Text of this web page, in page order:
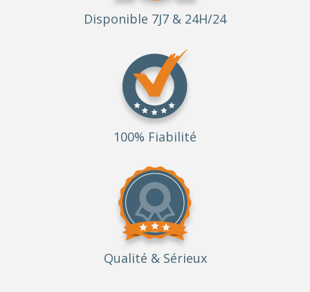
Disponible 7J7 & 24H/24
100% Fiabilité
Qualité & Sérieux